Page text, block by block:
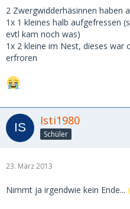
2 Zwergwidderhäsinnen haben
1x 1 kleines halb aufgefressen
evtl kam noch was)
1x 2 kleine im Nest, dieses war
erfroren
Isti1980
Schüler
23. März 2013
Nimmt ja irgendwie kein Ende...